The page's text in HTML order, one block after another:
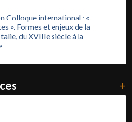
Colloque international : «
». Formes et enjeux de la
du XVIIIe siècle à la
+